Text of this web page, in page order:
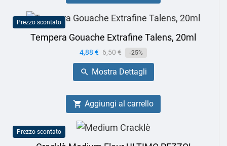
Prezzo scontato
Tempera Gouache Extrafine Talens, 20ml
Prezzo
4,88 € Prezzo
base
6,50 € -25%
 Mostra Dettagli
 Aggiungi al carrello
Prezzo scontato